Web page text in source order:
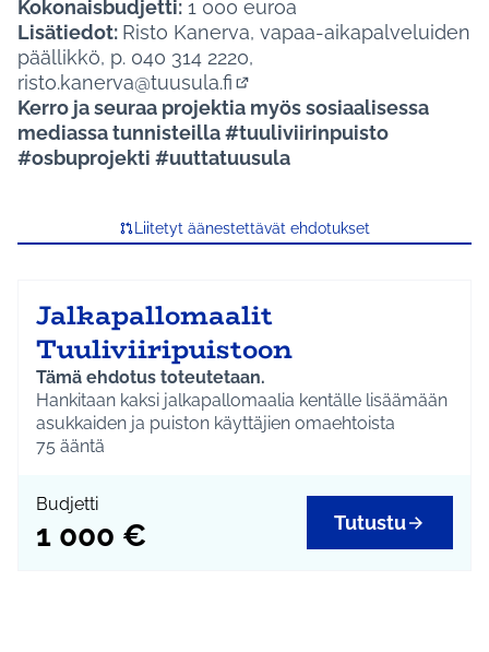
Kokonaisbudjetti: 1 000 euroa
Lisätiedot: Risto Kanerva, vapaa-aikapalveluiden
päällikkö, p. 040 314 2220,
risto.kanerva@tuusula.fi
(Avautuu uuteen
Kerro ja seuraa projektia myös sosiaalisessa
mediassa tunnisteilla #tuuliviirinpuisto
#osbuprojekti #uuttatuusula
Liitetyt äänestettävät ehdotukset
Jalkapallomaalit
Tuuliviiripuistoon
Tämä ehdotus toteutetaan.
Hankitaan kaksi jalkapallomaalia kentälle lisäämään
asukkaiden ja puiston käyttäjien omaehtoista
liikkumista.
75 ääntä
Budjetti
1 000 € Tutustu